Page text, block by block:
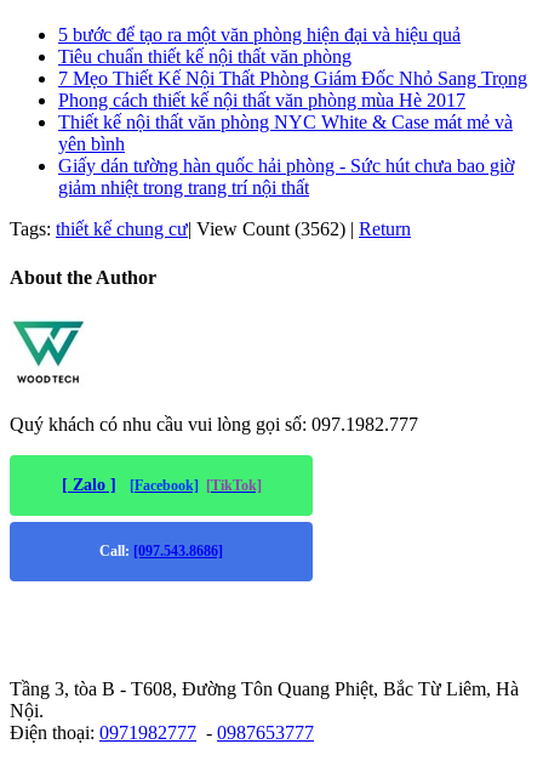
5 bước để tạo ra một văn phòng hiện đại và hiệu quả
Tiêu chuẩn thiết kế nội thất văn phòng
7 Mẹo Thiết Kế Nội Thất Phòng Giám Đốc Nhỏ Sang Trọng
Phong cách thiết kế nội thất văn phòng mùa Hè 2017
Thiết kế nội thất văn phòng NYC White & Case mát mẻ và
yên bình
Giấy dán tường hàn quốc hải phòng - Sức hút chưa bao giờ
giảm nhiệt trong trang trí nội thất
Tags: thiết kế chung cư| View Count (3562) | Return
About the Author
Quý khách có nhu cầu vui lòng gọi số: 097.1982.777
[ Zalo ] [Facebook] [TikTok]
Call: [097.543.8686]
Tầng 3, tòa B - T608, Đường Tôn Quang Phiệt, Bắc Từ Liêm, Hà
Nội.
Điện thoại: 0971982777 - 0987653777